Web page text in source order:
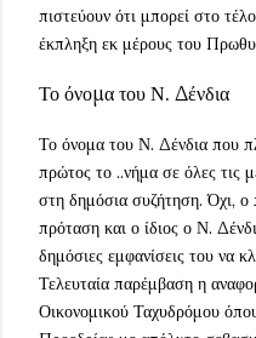
πιστεύουν ότι μπορεί στο
έκπληξη εκ μέρους του
Το όνομα του Ν. Δένδια
Το όνομα του Ν. Δένδια που
πρώτος το ..νήμα σε όλες τις
στη δημόσια συζήτηση. Όχι, ο
πρόταση και ο ίδιος ο Ν.
δημόσιες εμφανίσεις του να
Τελευταία παρέμβαση η
Οικονομικού Ταχυδρόμου